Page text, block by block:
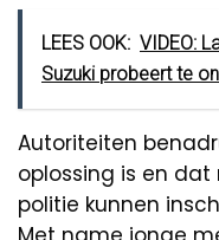
LEES OOK: VIDEO:
Suzuki probeert te
Autoriteiten
oplossing is en
politie kunnen